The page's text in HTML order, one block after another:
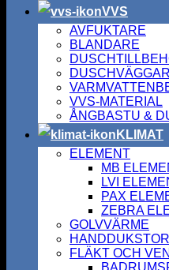
VVS
AVFUKTARE
BLANDARE
DUSCHVÄGGAR
VVS-MATERIAL
ÅNGBASTU &
KLIMAT
ELEMENT
MB
LVI
PAX
ZEBRA
GOLVVÄRME
FLÄKT OCH